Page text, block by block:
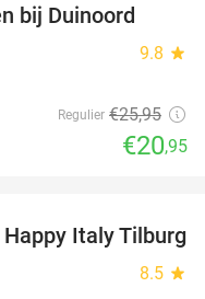
bij Duinoord
9.8 star
Regulier €25,95
€20,95
35%
Italy Tilburg
8.5 star